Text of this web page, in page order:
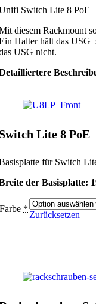
Switch Lite 8 PoE
diesem Rackmount
Halter hält das USG
USG nicht.
Lite 8 PoE
für Switch
der Basisplatte:
Farbe *
Zurücksetzen